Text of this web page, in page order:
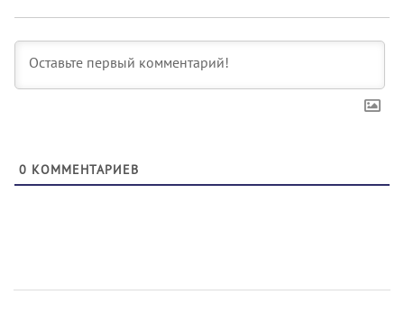
0 КОММЕНТАРИЕВ